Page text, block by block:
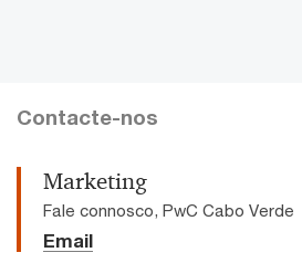
Contacte-nos
Marketing
Fale connosco, PwC Cabo Verde
Email